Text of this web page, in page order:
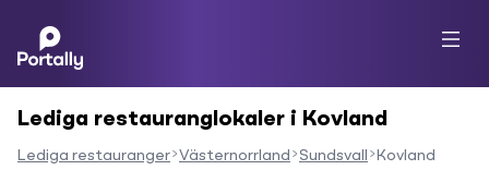
Lediga restauranglokaler i Kovland
Lediga restauranger Västernorrland Sundsvall Kovland